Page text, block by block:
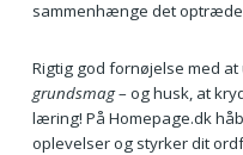
sammenhænge det
Rigtig god fornøjelse med
grundsmag– og husk, at
læring! På Homepage.dk
oplevelser og styrker dit